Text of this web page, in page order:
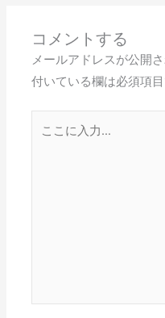
コメントする
メールアドレスが公開
付いている欄は必須項